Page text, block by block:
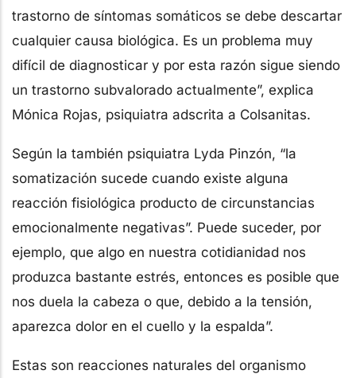
trastorno de síntomas somáticos se debe descartar
cualquier causa biológica. Es un problema muy
difícil de diagnosticar y por esta razón sigue siendo
un trastorno subvalorado actualmente”, explica
Mónica Rojas, psiquiatra adscrita a Colsanitas.
Según la también psiquiatra Lyda Pinzón, “la
somatización sucede cuando existe alguna
reacción fisiológica producto de circunstancias
emocionalmente negativas”. Puede suceder, por
ejemplo, que algo en nuestra cotidianidad nos
produzca bastante estrés, entonces es posible que
nos duela la cabeza o que, debido a la tensión,
aparezca dolor en el cuello y la espalda”.
Estas son reacciones naturales del organismo